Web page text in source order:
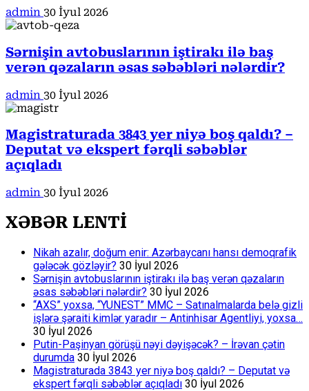
admin 30 İyul 2026
Sərnişin avtobuslarının iştirakı ilə baş
verən qəzaların əsas səbəbləri nələrdir?
admin 30 İyul 2026
Magistraturada 3843 yer niyə boş qaldı? –
Deputat və ekspert fərqli səbəblər
açıqladı
admin 30 İyul 2026
XƏBƏR LENTİ
Nikah azalır, doğum enir: Azərbaycanı hansı demoqrafik
gələcək gözləyir? 30 İyul 2026
Sərnişin avtobuslarının iştirakı ilə baş verən qəzaların
əsas səbəbləri nələrdir? 30 İyul 2026
“AXS” yoxsa, “YUNEST” MMC – Satınalmalarda belə gizli
işlərə şəraiti kimlər yaradır – Antinhisar Agentliyi, yoxsa…
30 İyul 2026
Putin-Paşinyan görüşü nəyi dəyişəcək? – İrəvan çətin
durumda 30 İyul 2026
Magistraturada 3843 yer niyə boş qaldı? – Deputat və
ekspert fərqli səbəblər açıqladı 30 İyul 2026